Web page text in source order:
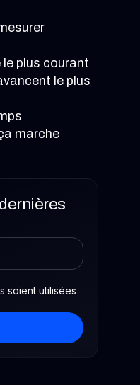
plus courant
le plus
marche
soient utilisées